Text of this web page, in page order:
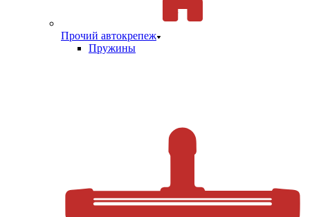
Прочий автокрепеж
Пружины